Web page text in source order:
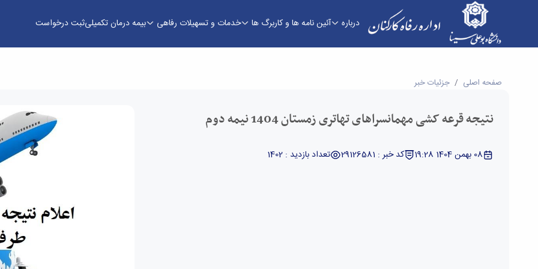
درباره آئین نامه ها و کاربرگ ها خدمات و تسهیلات رفاهی بیمه درمان تکمیلیثبت درخواست
نتیجه قرعه کشی مهمانسراهای تهاتری زمستان 1404 نیمه دوم - اداره رفاه کارکنان
صفحه اصلی جزئیات خبر
نتیجه قرعه کشی مهمانسراهای تهاتری زمستان 1404 نیمه دوم
08 بهمن 1404 19:28 کد خبر : 29126581 تعداد بازدید : 1402